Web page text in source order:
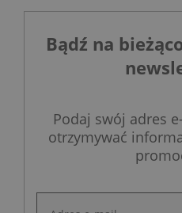
Bądź na
Podaj swój adres
otrzymywać